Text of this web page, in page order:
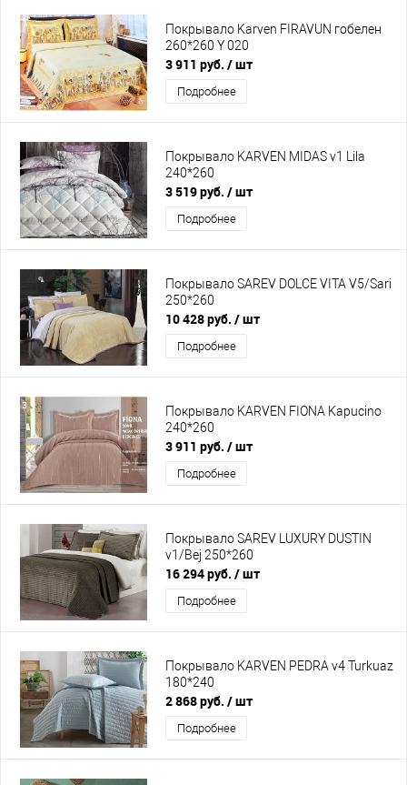
Покрывало Karven FIRAVUN гобелен
260*260 Y 020
3 911 руб. / шт
Подробнее
Покрывало KARVEN MIDAS v1 Lila
240*260
3 519 руб. / шт
Подробнее
Покрывало SAREV DOLCE VITA V5/Sari
250*260
10 428 руб. / шт
Подробнее
Покрывало KARVEN FIONA Kapucino
240*260
3 911 руб. / шт
Подробнее
Покрывало SAREV LUXURY DUSTIN
v1/Bej 250*260
16 294 руб. / шт
Подробнее
Покрывало KARVEN PEDRA v4 Turkuaz
180*240
2 868 руб. / шт
Подробнее